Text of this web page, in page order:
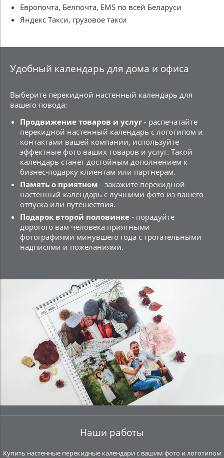
Европочта, Белпочта, EMS по всей Беларуси
Яндекс Такси, грузовое такси
Удобный календарь для дома и офиса
Выберите перекидной настенный календарь для
вашего повода:
Продвижение товаров и услуг - распечатайте
перекидной настенный календарь с логотипом и
контактами вашей компании, используйте
эффектные фото ваших товаров и услуг. Такой
календарь станет достойным дополнением к
бизнес-подарку клиентам или партнерам.
Память о приятном - закажите перекидной
настенный календарь с лучшими фото из вашего
отпуска или путешествия.
Подарок второй половинке - порадуйте
дорогого вам человека приятными
фотографиями минувшего года с трогательными
надписями и пожеланиями.
Наши работы
Купить настенные перекидные календари с вашим фото и логотипом